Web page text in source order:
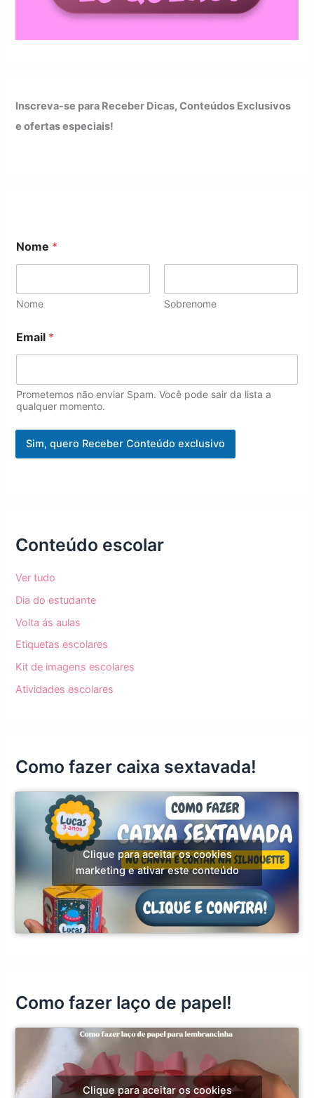
Inscreva-se para Receber Dicas, Conteúdos Exclusivos
e ofertas especiais!
o
m
o
E
m
i
l
Nome *
Nome Sobrenome
Email *
Prometemos não enviar Spam. Você pode sair da lista a
qualquer momento.
Sim, quero Receber Conteúdo exclusivo
Conteúdo escolar
Ver tudo
Dia do estudante
Volta ás aulas
Etiquetas escolares
Kit de imagens escolares
Atividades escolares
Como fazer caixa sextavada!
Clique para aceitar os cookies
marketing e ativar este conteúdo
Como fazer laço de papel!
Clique para aceitar os cookies